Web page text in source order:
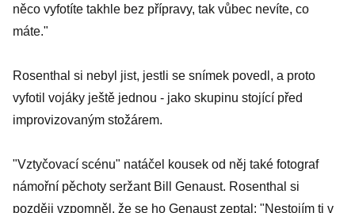
něco vyfotíte takhle bez přípravy, tak vůbec nevíte, co
máte."
Rosenthal si nebyl jist, jestli se snímek povedl, a proto
vyfotil vojáky ještě jednou - jako skupinu stojící před
improvizovaným stožárem.
"Vztyčovací scénu" natáčel kousek od něj také fotograf
námořní pěchoty seržant Bill Genaust. Rosenthal si
později vzpomněl, že se ho Genaust zeptal: "Nestojím ti v